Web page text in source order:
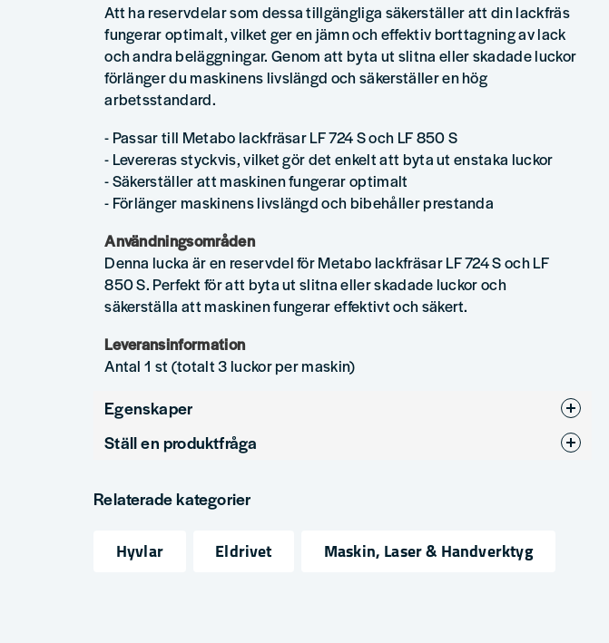
Att ha reservdelar som dessa tillgängliga säkerställer att din lackfräs
fungerar optimalt, vilket ger en jämn och effektiv borttagning av lack
och andra beläggningar. Genom att byta ut slitna eller skadade luckor
förlänger du maskinens livslängd och säkerställer en hög
arbetsstandard.
- Passar till Metabo lackfräsar LF 724 S och LF 850 S
- Levereras styckvis, vilket gör det enkelt att byta ut enstaka luckor
- Säkerställer att maskinen fungerar optimalt
- Förlänger maskinens livslängd och bibehåller prestanda
Användningsområden
Denna lucka är en reservdel för Metabo lackfräsar LF 724 S och LF
850 S. Perfekt för att byta ut slitna eller skadade luckor och
säkerställa att maskinen fungerar effektivt och säkert.
Leveransinformation
Antal 1 st (totalt 3 luckor per maskin)
Egenskaper
Produkttyp
Ställ en produktfråga
Fråga oss något om denna produkten...
Relaterade kategorier
Hyvlar Eldrivet Maskin, Laser & Handverktyg